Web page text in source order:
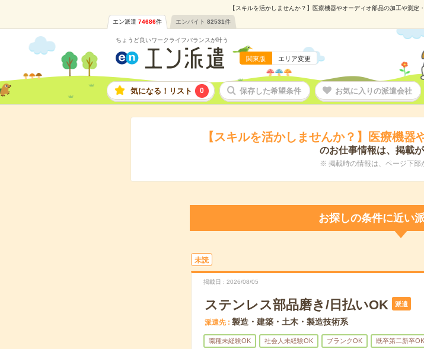
【スキルを活かしませんか？】医療機器やオーディオ部品の加工や測
エン派遣 74686件 エンバイト 82531件
ちょうど良いワークライフバランスが叶う
関東版 エリア変更
気になる！リスト 0 保存した希望条件 お気に入りの派遣会社
【スキルを活かしませんか？】医療機
のお仕事情報は、掲載
※ 掲載時の情報は、ページ下部
お探しの条件に近い
未読
掲載日 2026/08/05
ステンレス部品磨き/日払いOK 派遣
派遣先 製造・建築・土木・製造技術系
職種未経験OK 社会人未経験OK ブランクOK 既卒第二新卒OK